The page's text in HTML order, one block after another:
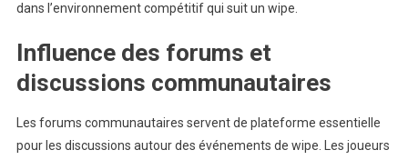
dans l’environnement compétitif qui suit un wipe.
Influence des forums et
discussions communautaires
Les forums communautaires servent de plateforme essentielle
pour les discussions autour des événements de wipe. Les joueurs